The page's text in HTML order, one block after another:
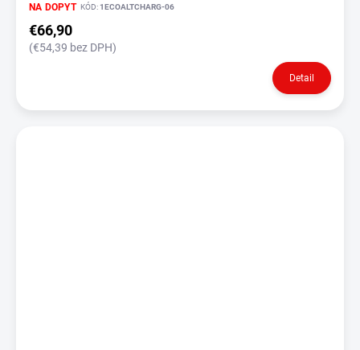
NA DOPYT KÓD:1ECOALTCHARG-06
€66,90
(€54,39 bez DPH)
Detail